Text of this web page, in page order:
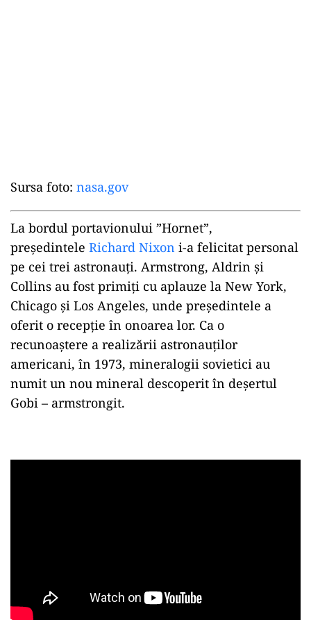
Sursa foto: nasa.gov
La bordul portavionului ”Hornet”,
preşedintele Richard Nixon i-a felicitat personal
pe cei trei astronauţi. Armstrong, Aldrin şi
Collins au fost primiţi cu aplauze la New York,
Chicago şi Los Angeles, unde preşedintele a
oferit o recepţie în onoarea lor. Ca o
recunoaştere a realizării astronauţilor
americani, în 1973, mineralogii sovietici au
numit un nou mineral descoperit în deşertul
Gobi – armstrongit.